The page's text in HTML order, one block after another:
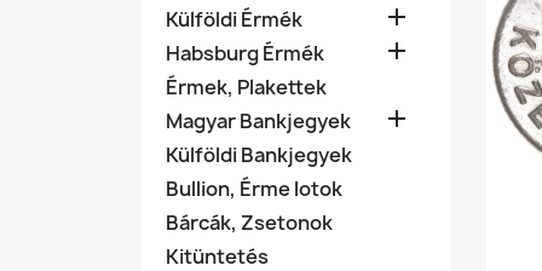
Külföldi Érmék 
Habsburg Érmék 
Érmek, Plakettek
Magyar Bankjegyek

Külföldi Bankjegyek
Bullion, Érme lotok
Bárcák, Zsetonok
Kitüntetés